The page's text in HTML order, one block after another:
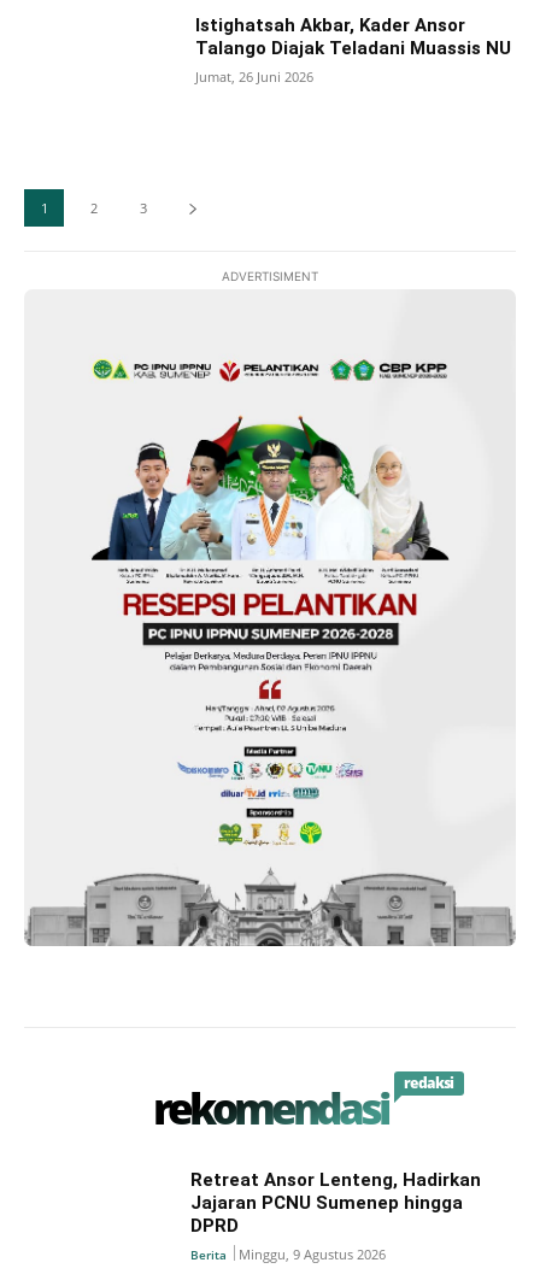
Istighatsah Akbar, Kader Ansor
Talango Diajak Teladani Muassis NU
Jumat, 26 Juni 2026
1 2 3
ADVERTISIMENT
rekomendasi redaksi
Retreat Ansor Lenteng, Hadirkan
Jajaran PCNU Sumenep hingga
DPRD
Berita Minggu, 9 Agustus 2026